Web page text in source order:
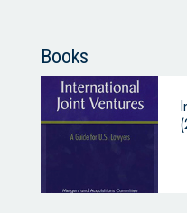
Books